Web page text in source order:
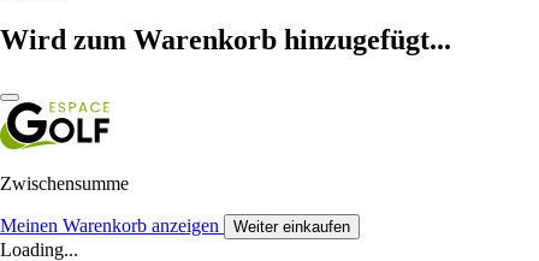
Wird zum Warenkorb hinzugefügt...
Zwischensumme
Meinen Warenkorb anzeigen Weiter einkaufen
Loading...